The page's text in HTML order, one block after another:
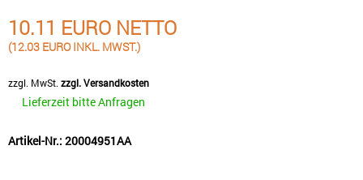
10.11 EURO NETTO
(12.03 EURO INKL. MWST.)
zzgl. MwSt. zzgl. Versandkosten
Lieferzeit bitte Anfragen
Artikel-Nr.: 20004951AA